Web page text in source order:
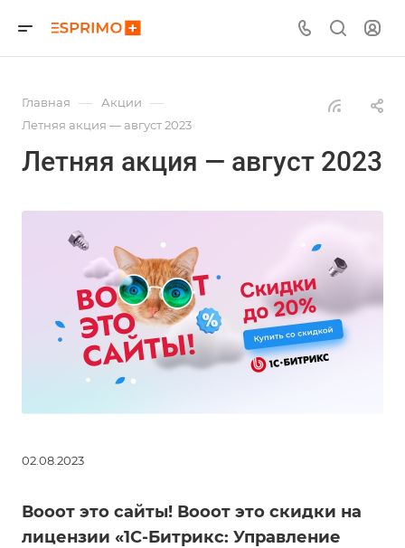
Главная — Акции —
Летняя акция — август 2023
Летняя акция — август 2023
02.08.2023
Вооот это сайты! Вооот это скидки на
лицензии «1С-Битрикс: Управление